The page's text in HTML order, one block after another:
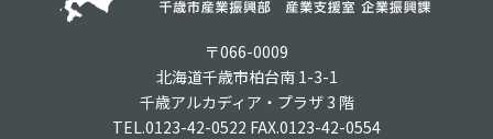
〒066-0009
北海道千歳市柏台南 1-3-1
千歳アルカディア・プラザ 3 階
TEL.0123-42-0522 FAX.0123-42-0554